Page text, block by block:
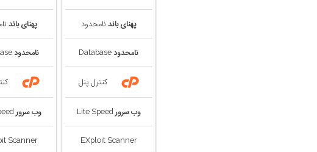
پهنای باند نامحدود
نامحدود
کنترل پنل
وب سرور Lite Speed
EXploit Scanner
پهنای باند
نامحدود
وب سرور Lite Speed
Scanner